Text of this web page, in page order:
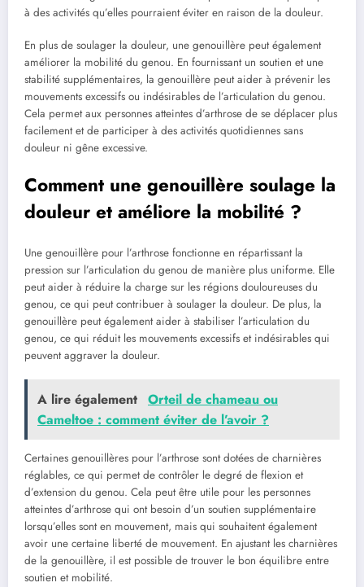
à des activités qu’elles pourraient éviter en raison de la douleur.
En plus de soulager la douleur, une genouillère peut également
améliorer la mobilité du genou. En fournissant un soutien et une
stabilité supplémentaires, la genouillère peut aider à prévenir les
mouvements excessifs ou indésirables de l’articulation du genou.
Cela permet aux personnes atteintes d’arthrose de se déplacer plus
facilement et de participer à des activités quotidiennes sans
douleur ni gêne excessive.
Comment une genouillère soulage la
douleur et améliore la mobilité ?
Une genouillère pour l’arthrose fonctionne en répartissant la
pression sur l’articulation du genou de manière plus uniforme. Elle
peut aider à réduire la charge sur les régions douloureuses du
genou, ce qui peut contribuer à soulager la douleur. De plus, la
genouillère peut également aider à stabiliser l’articulation du
genou, ce qui réduit les mouvements excessifs et indésirables qui
peuvent aggraver la douleur.
A lire également Orteil de chameau ou
Cameltoe : comment éviter de l’avoir ?
Certaines genouillères pour l’arthrose sont dotées de charnières
réglables, ce qui permet de contrôler le degré de flexion et
d’extension du genou. Cela peut être utile pour les personnes
atteintes d’arthrose qui ont besoin d’un soutien supplémentaire
lorsqu’elles sont en mouvement, mais qui souhaitent également
avoir une certaine liberté de mouvement. En ajustant les charnières
de la genouillère, il est possible de trouver le bon équilibre entre
soutien et mobilité.